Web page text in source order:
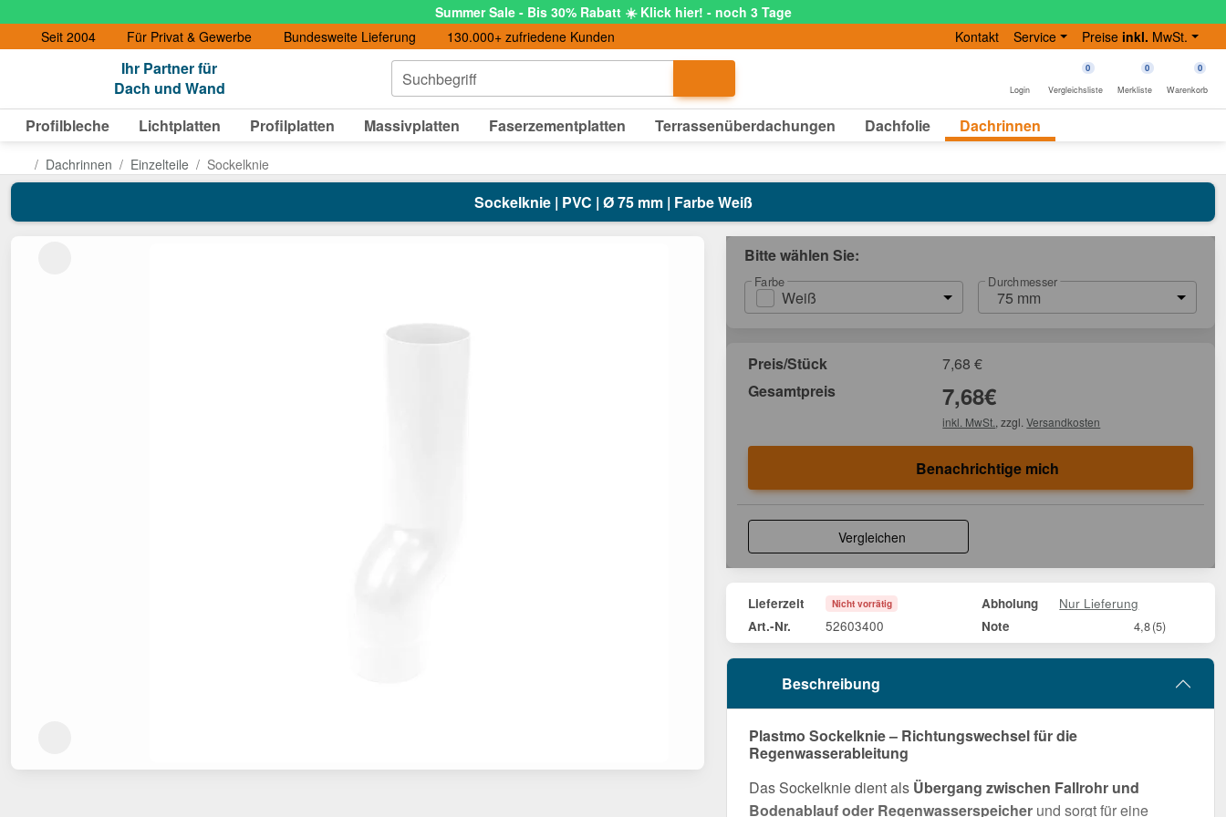
Summer Sale - Bis 30% Rabatt ☀️ Klick hier! - noch 3 Tage
Seit 2004
Für Privat & Gewerbe Bundesweite Lieferung 130.000+ zufriedene Kunden Kontakt Service Preise inkl. MwSt.
Ihr Partner für
Dach und Wand
Suchbegriff
Login
0
Vergleichsliste
0
Merkliste
0
Warenkorb
Profilbleche Lichtplatten Profilplatten Massivplatten Faserzementplatten Terrassenüberdachungen Dachfolie Dachrinnen
Dachrinnen Einzelteile Sockelknie
Sockelknie | PVC | Ø 75 mm | Farbe Weiß
Bitte wählen Sie:
Farbe
Weiß
Durchmesser
75 mm
Preis/Stück 7,68 €
Gesamtpreis
7,68€
inkl. MwSt. , zzgl.Versandkosten
Benachrichtige mich
Vergleichen
Lieferzeit Nicht vorrätig Abholung Nur Lieferung
Art.-Nr. 52603400 Note 4,8(5)
Beschreibung
Plastmo Sockelknie – Richtungswechsel für die
Regenwasserableitung
Das Sockelknie dient als Übergang zwischen Fallrohr und
Bodenablauf oder Regenwasserspeicher und sorgt für eine